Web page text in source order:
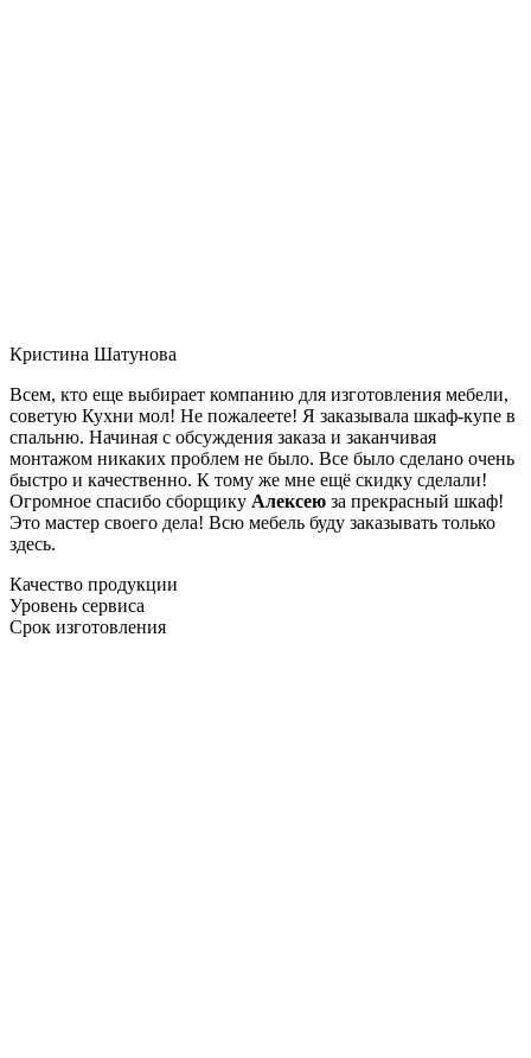
Кристина Шатунова
Всем, кто еще выбирает компанию для изготовления мебели,
советую Кухни мол! Не пожалеете! Я заказывала шкаф-купе в
спальню. Начиная с обсуждения заказа и заканчивая
монтажом никаких проблем не было. Все было сделано очень
быстро и качественно. К тому же мне ещё скидку сделали!
Огромное спасибо сборщику Алексею за прекрасный шкаф!
Это мастер своего дела! Всю мебель буду заказывать только
здесь.
Качество продукции
Уровень сервиса
Срок изготовления